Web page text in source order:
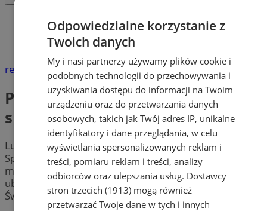
Katalog firm
Produkcja, Przemysł
Produkcja artykułów spożywczych
reklama
Produkcja artykułów
spożywczych
Lubisz pozyskiwaćartykuły wprost od producenta
Sprawdź najlepszychproducentów żywności
mieście Świętochłowice. Poznaj zakłady mięsne,
ubojnie drobiu czy producentów ciastek w okolicy
Świętochłowic i zrób udane zakupy!
Odpowiedzialne korzystanie z
Twoich danych
My i nasi partnerzy używamy plików cookie i
podobnych technologii do przechowywania i
uzyskiwania dostępu do informacji na Twoim
urządzeniu oraz do przetwarzania danych
osobowych, takich jak Twój adres IP, unikalne
identyfikatory i dane przeglądania, w celu
wyświetlania spersonalizowanych reklam i
treści, pomiaru reklam i treści, analizy
odbiorców oraz ulepszania usług. Dostawcy
stron trzecich (1913) mogą również
przetwarzać Twoje dane w tych i innych